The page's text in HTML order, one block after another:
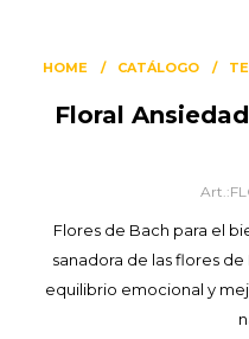
HOME CATÁLOGO
Floral
Flores de Bach para el
sanadora de las flores
equilibrio emocional y